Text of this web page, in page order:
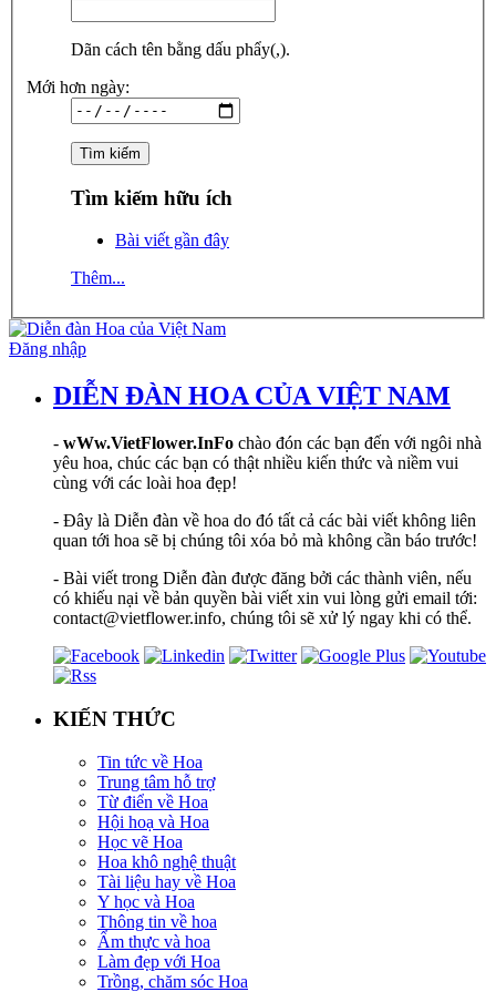
Dãn cách tên bằng dấu phẩy(,).
Mới hơn ngày:
Tìm kiếm hữu ích
Bài viết gần đây
Thêm...
Đăng nhập
DIỄN ĐÀN HOA CỦA VIỆT NAM
- wWw.VietFlower.InFo chào đón các bạn đến với ngôi nhà
yêu hoa, chúc các bạn có thật nhiều kiến thức và niềm vui
cùng với các loài hoa đẹp!
- Đây là Diễn đàn về hoa do đó tất cả các bài viết không liên
quan tới hoa sẽ bị chúng tôi xóa bỏ mà không cần báo trước!
- Bài viết trong Diễn đàn được đăng bởi các thành viên, nếu
có khiếu nại về bản quyền bài viết xin vui lòng gửi email tới:
contact@vietflower.info, chúng tôi sẽ xử lý ngay khi có thể.
KIẾN THỨC
Tin tức về Hoa
Trung tâm hỗ trợ
Từ điển về Hoa
Hội hoạ và Hoa
Học vẽ Hoa
Hoa khô nghệ thuật
Tài liệu hay về Hoa
Y học và Hoa
Thông tin về hoa
Ẩm thực và hoa
Làm đẹp với Hoa
Trồng, chăm sóc Hoa